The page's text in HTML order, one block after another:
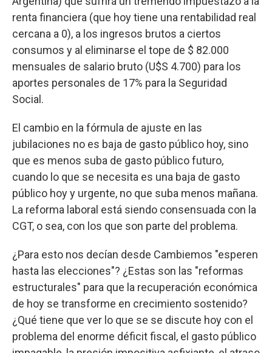
renta financiera (que hoy tiene una rentabilidad real
cercana a 0), a los ingresos brutos a ciertos
consumos y al eliminarse el tope de $ 82.000
mensuales de salario bruto (U$S 4.700) para los
aportes personales de 17% para la Seguridad
Social.
El cambio en la fórmula de ajuste en las
jubilaciones no es baja de gasto público hoy, sino
que es menos suba de gasto público futuro,
cuando lo que se necesita es una baja de gasto
público hoy y urgente, no que suba menos mañana.
La reforma laboral está siendo consensuada con la
CGT, o sea, con los que son parte del problema.
¿Para esto nos decían desde Cambiemos "esperen
hasta las elecciones"? ¿Estas son las "reformas
estructurales" para que la recuperación económica
de hoy se transforme en crecimiento sostenido?
¿Qué tiene que ver lo que se se discute hoy con el
problema del enorme déficit fiscal, el gasto público